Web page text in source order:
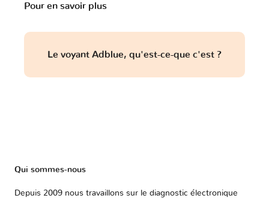
Pour en savoir plus
Le voyant Adblue, qu'est-ce-que c'est ?
Qui sommes-nous
Depuis 2009 nous travaillons sur le diagnostic électronique